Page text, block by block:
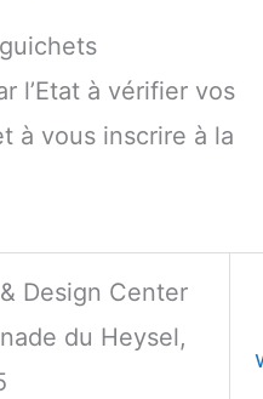
l’Etat à vérifier vos
à vous inscrire à la
Design Center
du Heysel,